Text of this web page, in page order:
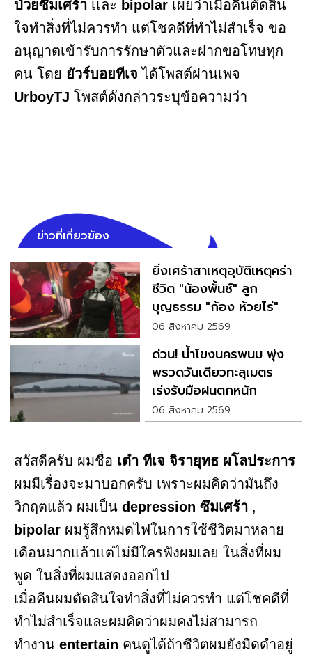
ป่วยซึมเศร้า เเละ bipolar เผยว่าเมื่อคืนตัดสิน
ใจทำสิ่งที่ไม่ควรทำ แต่โชคดีที่ทำไม่สำเร็จ ขอ
อนุญาตเข้ารับการรักษาตัวและฝากขอโทษทุก
คน โดย ยัวร์บอยทีเจได้โพสต์ผ่านเพจ
UrboyTJ โพสต์ดังกล่าวระบุข้อความว่า
ข่าวที่เกี่ยวข้อง
ยิ่งเศร้าสาเหตุอุบัติเหตุคร่า
ชีวิต "น้องพั้นช์" ลูก
บุญธรรม "ก้อง ห้วยไร่"
06 สิงหาคม 2569
ด่วน! น้ำโขงนครพนม พุ่ง
พรวดวันเดียวทะลุเมตร
เร่งรับมือฝนตกหนัก
06 สิงหาคม 2569
สวัสดีครับ ผมชื่อ เต๋า ทีเจ จิรายุทธ ผโลประการ
ผมมีเรื่องจะมาบอกครับ เพราะผมคิดว่ามันถึง
วิกฤตแล้ว ผมเป็น depression ซึมเศร้า ,
bipolar ผมรู้สึกหมดไฟในการใช้ชีวิตมาหลาย
เดือนมากแล้วแต่ไม่มีใครฟังผมเลย ในสิ่งที่ผม
พูด ในสิ่งที่ผมแสดงออกไป
เมื่อคืนผมตัดสินใจทำสิ่งที่ไม่ควรทำ แต่โชคดีที่
ทำไม่สำเร็จและผมคิดว่าผมคงไม่สามารถ
ทำงาน entertain คนดูได้ถ้าชีวิตผมยังมืดดำอยู่